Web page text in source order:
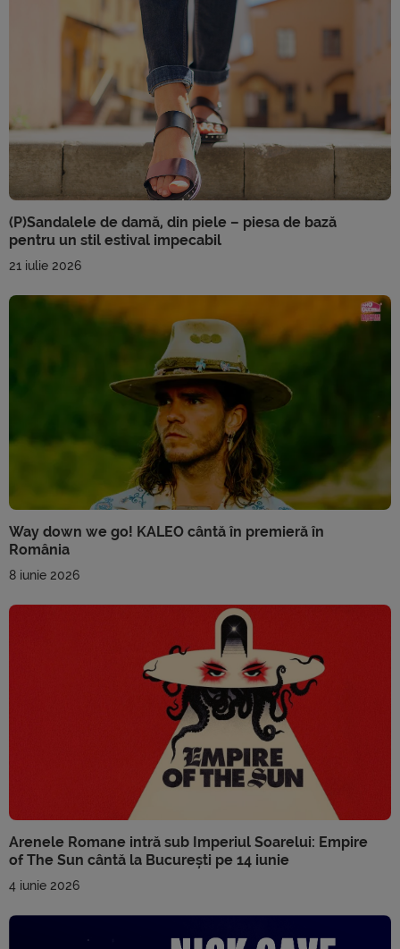
(P)Sandalele de damă, din piele – piesa de bază
pentru un stil estival impecabil
21 iulie 2026
Way down we go! KALEO cântă în premieră în
România
8 iunie 2026
Arenele Romane intră sub Imperiul Soarelui: Empire
of The Sun cântă la București pe 14 iunie
4 iunie 2026